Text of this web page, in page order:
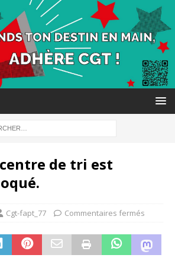
de tri est
Cgt-fapt_77 Commentaires fermés